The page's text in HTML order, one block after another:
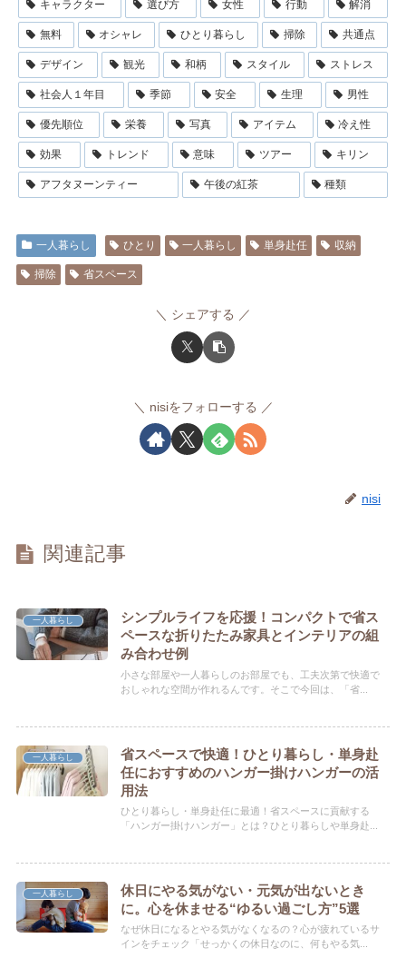
キャラクター 選び方 女性 行動 解消
無料 オシャレ ひとり暮らし 掃除 共通点
デザイン 観光 和柄 スタイル ストレス
社会人１年目 季節 安全 生理 男性
優先順位 栄養 写真 アイテム 冷え性
効果 トレンド 意味 ツアー キリン
アフタヌーンティー 午後の紅茶 種類
一人暮らし ひとり 一人暮らし 単身赴任 収納
掃除 省スペース
シェアする
nisiをフォローする
nisi
関連記事
一人暮らし
シンプルライフを応援！コンパクトで省ス
ペースな折りたたみ家具とインテリアの組
み合わせ例
小さな部屋や一人暮らしのお部屋でも、工夫次第で快適で
おしゃれな空間が作れるんです。そこで今回は、「省...
一人暮らし
省スペースで快適！ひとり暮らし・単身赴
任におすすめのハンガー掛けハンガーの活
用法
ひとり暮らし・単身赴任に最適！省スペースに貢献する
「ハンガー掛けハンガー」とは？ひとり暮らしや単身赴...
一人暮らし
休日にやる気がない・元気が出ないとき
に。心を休ませる“ゆるい過ごし方”5選
なぜ休日になるとやる気がなくなるの？心が疲れているサ
インをチェック「せっかくの休日なのに、何もやる気...